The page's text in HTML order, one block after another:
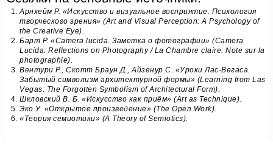
Арнхейм Р. «Искусство и визуальное восприятие. Психология
творческого зрения» (Art and Visual Perception: A Psychology of
the Creative Eye).
Барт Р. «Camera lucida. Заметка о фотографии» (Camera
Lucida: Reflections on Photography / La Chambre claire: Note sur la
photographie).
Вентури Р., Скотт Браун Д., Айзенур С. «Уроки Лас-Вегаса.
Забытый символизм архитектурной формы» (Learning from Las
Vegas: The Forgotten Symbolism of Architectural Form).
Шкловский В. Б. «Искусство как приём» (Art as Technique).
Эко У. «Открытое произведение» (The Open Work).
«Теория семиотики» (A Theory of Semiotics).